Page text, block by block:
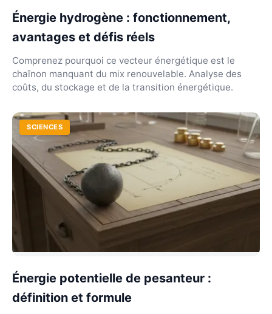
Énergie hydrogène : fonctionnement,
avantages et défis réels
Comprenez pourquoi ce vecteur énergétique est le
chaînon manquant du mix renouvelable. Analyse des
coûts, du stockage et de la transition énergétique.
SCIENCES
Énergie potentielle de pesanteur :
définition et formule